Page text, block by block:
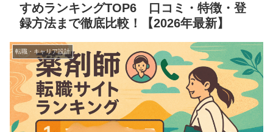
すめランキングTOP6 口コミ・特徴・登
録方法まで徹底比較！【2026年最新】
転職・キャリア設計